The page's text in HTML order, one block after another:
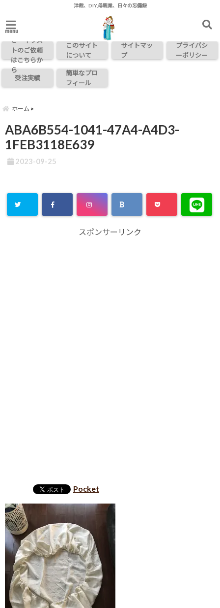
洋裁、DIY,母親業、日々の忘備録
menuお問い合わ
せ・イラス
トのご依頼
はこちらか
ら
このサイト
について
サイトマッ
プ
プライバシ
ーポリシー
受注実績
簡単なプロ
フィール
ホーム
ABA6B554-1041-47A4-A4D3-
1FEB3118E639
2023-09-25
スポンサーリンク
Pocket